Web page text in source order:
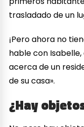
trasladado de un
¡Pero ahora no
hable con
acerca de un
de su casa».
¿Hay